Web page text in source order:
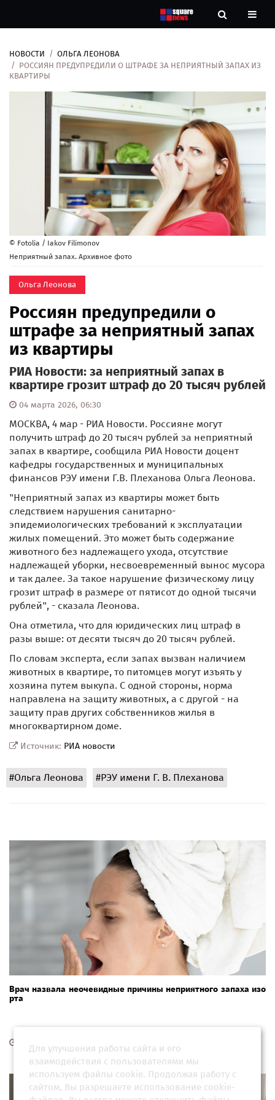
Новости
Рубрики
Контакты
НОВОСТИ
ОЛЬГА ЛЕОНОВА
РОССИЯН ПРЕДУПРЕДИЛИ О ШТРАФЕ ЗА НЕПРИЯТНЫЙ ЗАПАХ ИЗ
КВАРТИРЫ
© Fotolia / Iakov Filimonov
Неприятный запах. Архивное фото
Ольга Леонова
Россиян предупредили о
штрафе за неприятный запах
из квартиры
РИА Новости: за неприятный запах в
квартире грозит штраф до 20 тысяч рублей
04 марта 2026, 06:30
МОСКВА, 4 мар - РИА Новости. Россияне могут
получить штраф до 20 тысяч рублей за неприятный
запах в квартире, сообщила РИА Новости доцент
кафедры государственных и муниципальных
финансов РЭУ имени Г.В. Плеханова Ольга Леонова.
"Неприятный запах из квартиры может быть
следствием нарушения санитарно-
эпидемиологических требований к эксплуатации
жилых помещений. Это может быть содержание
животного без надлежащего ухода, отсутствие
надлежащей уборки, несвоевременный вынос мусора
и так далее. За такое нарушение физическому лицу
грозит штраф в размере от пятисот до одной тысячи
рублей", - сказала Леонова.
Она отметила, что для юридических лиц штраф в
разы выше: от десяти тысяч до 20 тысяч рублей.
По словам эксперта, если запах вызван наличием
животных в квартире, то питомцев могут изъять у
хозяина путем выкупа. С одной стороны, норма
направлена на защиту животных, а с другой - на
защиту прав других собственников жилья в
многоквартирном доме.
Источник: РИА новости
#Ольга Леонова #РЭУ имени Г. В. Плеханова
Врач назвала неочевидные причины неприятного запаха изо
рта
Для улучшения работы сайта и его
взаимодействия с пользователями мы
используем файлы cookie. Продолжая работу с
сайтом, Вы разрешаете использование cookie-